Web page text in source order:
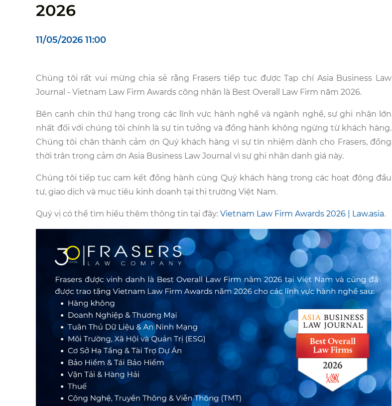
2026
11/05/2026 11:00
Chúng tôi rất vui mừng chia sẻ rằng Frasers tiếp tục được Tạp chí Asia Business Law
Journal - Vietnam Law Firm Awards công nhận là Best Overall Law Firm năm 2026.
Bên cạnh chín thứ hạng trong các lĩnh vực hành nghề và ngành nghề, sự ghi nhận lớn
nhất đối với chúng tôi chính là sự tin tưởng và đồng hành không ngừng từ khách hàng.
Chúng tôi chân thành cảm ơn Quý khách hàng vì sự tín nhiệm dành cho Frasers, đồng
thời trân trọng cảm ơn Asia Business Law Journal vì sự ghi nhận danh giá này.
Chúng tôi tiếp tục cam kết đồng hành cùng Quý khách hàng trong các hoạt động đầu
tư, giao dịch và mục tiêu kinh doanh tại thị trường Việt Nam.
Quý vị có thể tìm hiểu thêm thông tin tại đây: Vietnam Law Firm Awards 2026 | Law.asia.